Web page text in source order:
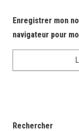
Enregistrer mon
navigateur pour
Rechercher